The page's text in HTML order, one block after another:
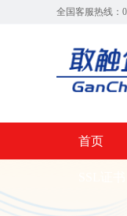
全国客服热线：
首页